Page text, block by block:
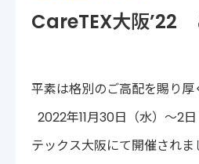
会社案内
株式会社バイオシルバー
〒222-0033
神奈川県横浜市港北区新横
CareTEX大阪’22
平素は格別のご高配を賜り厚
2022年11月30日（水）～2
テックス大阪にて開催され